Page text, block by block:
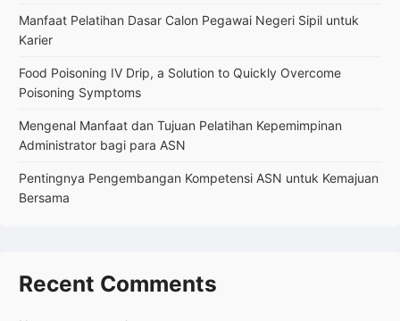
Manfaat Pelatihan Dasar Calon Pegawai Negeri Sipil untuk
Karier
Food Poisoning IV Drip, a Solution to Quickly Overcome
Poisoning Symptoms
Mengenal Manfaat dan Tujuan Pelatihan Kepemimpinan
Administrator bagi para ASN
Pentingnya Pengembangan Kompetensi ASN untuk Kemajuan
Bersama
Recent Comments